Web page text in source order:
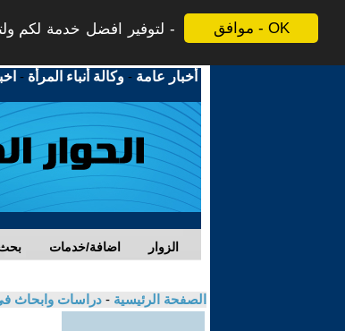
موافق - OK
لتوفير افضل خدمة لكم
أخبار عامة -وكالة أنباء المرأة -
اضافة/خدمات الزوار
الصفحة الرئيسية - دراسات وابحاث في